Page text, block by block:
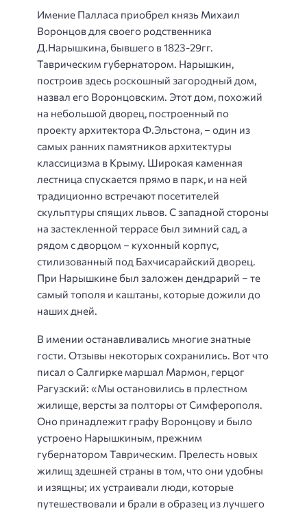
Имение Палласа приобрел князь Михаил
Воронцов для своего родственника
Д.Нарышкина, бывшего в 1823-29гг.
Таврическим губернатором. Нарышкин,
построив здесь роскошный загородный дом,
назвал его Воронцовским. Этот дом, похожий
на небольшой дворец, построенный по
проекту архитектора Ф.Эльстона, – один из
самых ранних памятников архитектуры
классицизма в Крыму. Широкая каменная
лестница спускается прямо в парк, и на ней
традиционно встречают посетителей
скульптуры спящих львов. С западной стороны
на застекленной террасе был зимний сад, а
рядом с дворцом – кухонный корпус,
стилизованный под Бахчисарайский дворец.
При Нарышкине был заложен дендрарий – те
самый тополя и каштаны, которые дожили до
наших дней.
В имении останавливались многие знатные
гости. Отзывы некоторых сохранились. Вот что
писал о Салгирке маршал Мармон, герцог
Рагузский: «Мы остановились в прлестном
жилище, версты за полторы от Симферополя.
Оно принадлежит графу Воронцову и было
устроено Нарышкиным, прежним
губернатором Таврическим. Прелесть новых
жилищ здешней страны в том, что они удобны
и изящны; их устраивали люди, которые
путешествовали и брали в образец из лучшего